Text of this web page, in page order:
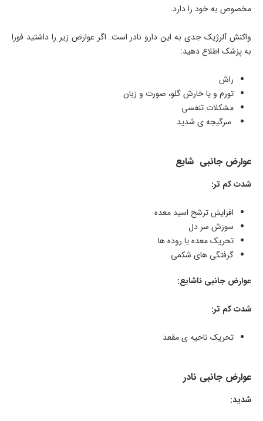
مخصوص به خود را دارد.
واکنش آلرژیک جدی به این دارو نادر است. اگر عوارض زیر را داشتید فورا
به پزشک اطلاع دهید:
راش
تورم و یا خارش گلو، صورت و زبان
مشکلات تنفسی
سرگیجه ی شدید
عوارض جانبی شایع
شدت کم تر:
افزایش ترشح اسید معده
سوزش سر دل
تحریک معده یا روده ها
گرفتگی های شکمی
عوارض جانبی ناشایع:
شدت کم تر:
تحریک ناحیه ی مقعد
عوارض جانبی نادر
شدید: